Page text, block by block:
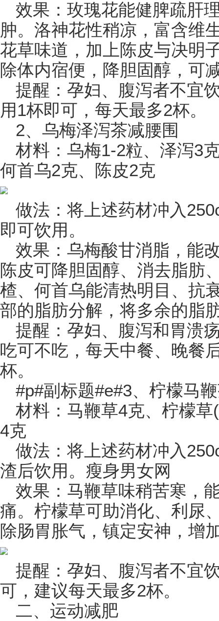
效果：玫瑰花能健脾疏肝
肿。洛神花性稍凉，富含维
花草味道，加上陈皮与决明
除体内宿便，降胆固醇，可
提醒：孕妇、腹泻者不宜
用1杯即可，每天最多2杯。
2、乌梅泽泻茶减腰围
材料：乌梅1-2粒、泽泻3
何首乌2克、陈皮2克
做法：将上述药材冲入
即可饮用。
效果：乌梅酸甘消脂，能
陈皮可降胆固醇、消去脂肪
楂、何首乌能清热明目、抗
部的脂肪分解，将多余的脂
提醒：孕妇、腹泻和胃溃
吃可不吃，每天中餐、晚餐
杯。
#p#副标题#e#3、柠檬马
材料：马鞭草4克、柠檬
4克
做法：将上述药材冲入
渣后饮用。瘦身男女网
效果：马鞭草味稍苦寒，
痛。柠檬草可助消化、利尿
除肠胃胀气，镇定安神，增
提醒：孕妇、腹泻者不宜
可，建议每天最多2杯。
二、运动减肥